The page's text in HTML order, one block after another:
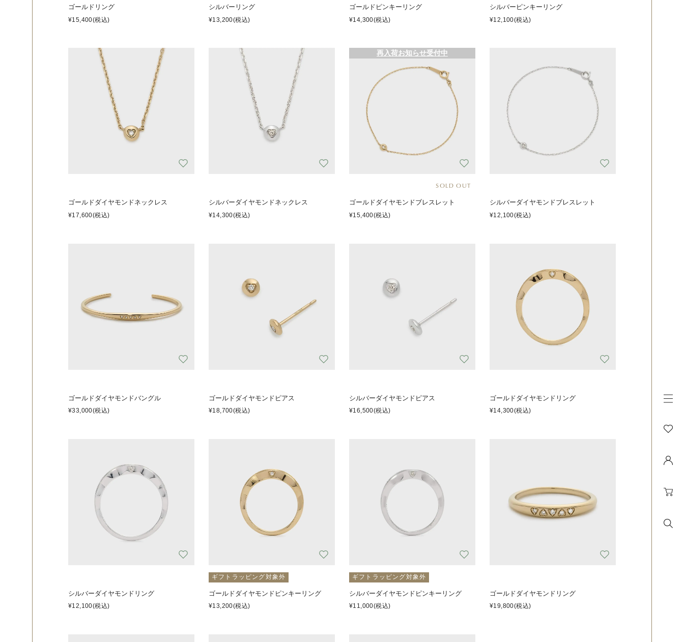
ゴールドリング
¥15,400(税込)
シルバーリング
¥13,200(税込)
ゴールドピンキーリング
¥14,300(税込)
シルバーピンキーリング
¥12,100(税込)
ゴールドダイヤモンドネックレス
¥17,600(税込)
シルバーダイヤモンドネックレス
¥14,300(税込)
再入荷お知らせ受付中
SOLD OUT
ゴールドダイヤモンドブレスレット
¥15,400(税込)
シルバーダイヤモンドブレスレット
¥12,100(税込)
ゴールドダイヤモンドバングル
¥33,000(税込)
ゴールドダイヤモンドピアス
¥18,700(税込)
シルバーダイヤモンドピアス
¥16,500(税込)
ゴールドダイヤモンドリング
¥14,300(税込)
シルバーダイヤモンドリング
¥12,100(税込)
ギフトラッピング対象外
ゴールドダイヤモンドピンキーリング
¥13,200(税込)
ギフトラッピング対象外
シルバーダイヤモンドピンキーリング
¥11,000(税込)
ゴールドダイヤモンドリング
¥19,800(税込)